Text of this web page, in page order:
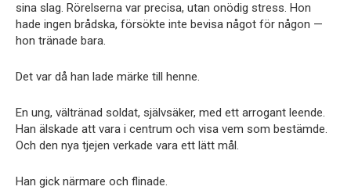
sina slag. Rörelserna var precisa, utan onödig stress. Hon
hade ingen brådska, försökte inte bevisa något för någon —
hon tränade bara.
Det var då han lade märke till henne.
En ung, vältränad soldat, självsäker, med ett arrogant leende.
Han älskade att vara i centrum och visa vem som bestämde.
Och den nya tjejen verkade vara ett lätt mål.
Han gick närmare och flinade.